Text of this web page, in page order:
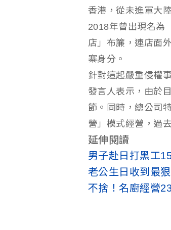
香港，從未進軍大
2018年曾出現名為
店」布簾，連店面
寨身分。
針對這起嚴重侵權
發言人表示，由於
節。同時，總公司
營」模式經營，過
延伸閱讀
男子赴日打黑工
老公生日收到最
不捨！名廚經營